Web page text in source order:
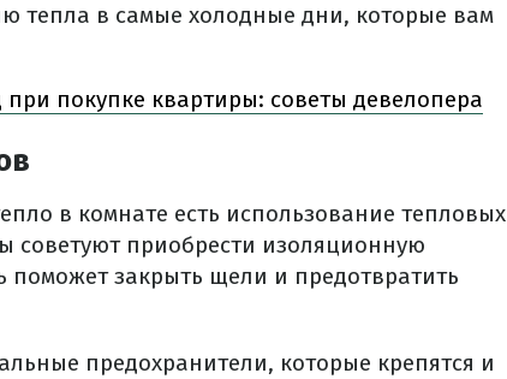
тепла в самые холодные дни, которые вам
при покупке квартиры: советы девелопера
в комнате есть использование тепловых
советуют приобрести изоляционную
поможет закрыть щели и предотвратить
предохранители, которые крепятся и